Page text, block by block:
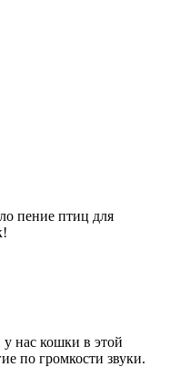
пение птиц для
нас кошки в этой
по громкости звуки.